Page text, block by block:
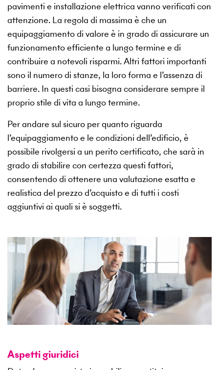
pavimenti e installazione elettrica vanno verificati con
attenzione. La regola di massima è che un
equipaggiamento di valore è in grado di assicurare un
funzionamento efficiente a lungo termine e di
contribuire a notevoli risparmi. Altri fattori importanti
sono il numero di stanze, la loro forma e l’assenza di
barriere. In questi casi bisogna considerare sempre il
proprio stile di vita a lungo termine.
Per andare sul sicuro per quanto riguarda
l’equipaggiamento e le condizioni dell’edificio, è
possibile rivolgersi a un perito certificato, che sarà in
grado di stabilire con certezza questi fattori,
consentendo di ottenere una valutazione esatta e
realistica del prezzo d’acquisto e di tutti i costi
aggiuntivi ai quali si è soggetti.
Aspetti giuridici